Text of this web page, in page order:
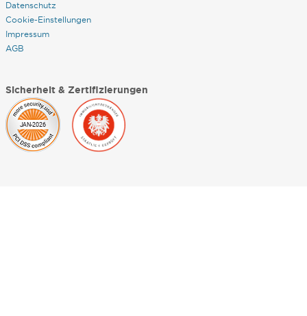
Datenschutz
Cookie-Einstellungen
Impressum
AGB
Sicherheit & Zertifizierungen